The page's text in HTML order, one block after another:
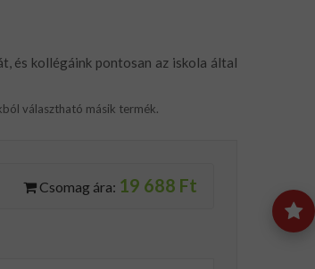
és kollégáink pontosan az iskola által
választható másik termék.
Csomag ára: 19 688 Ft